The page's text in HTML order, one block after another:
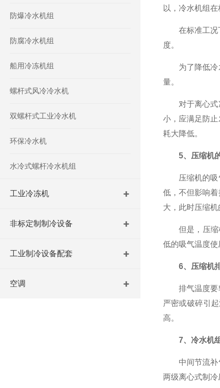
防爆冷水机组
防腐冷水机组
船用冷冻机组
螺杆式风冷冷水机
双螺杆式工业冷水机
环保冷水机
水冷式螺杆冷水机组
工业冷冻机
非标定制制冷设备
工业制冷设备配套
空调
以，冷水机组
在标准工况下
度。
为了降低冷水
量。
对于离心式冷
小，应满足防
耗大降低。
5、压缩机
压缩机的吸气
低，不但影响
大，此时压缩
但是，压缩机
低的吸气温度
6、压缩机
排气温度要较
严密或破碎引
高。
7、冷水机
中间节流补气
两级离心式制